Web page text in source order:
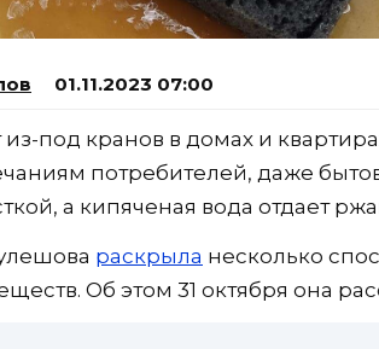
01.11.2023 07:00
из-под кранов в домах и
потребителей, даже
а кипяченая вода отдает
раскрыла несколько
Об этом 31 октября она